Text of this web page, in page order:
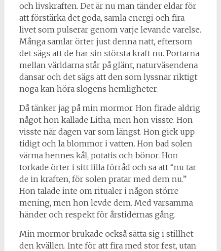
och livskraften. Det är nu man tänder eldar för
att förstärka det goda, samla energi och fira
livet som pulserar genom varje levande varelse.
Många samlar örter just denna natt, eftersom
det sägs att de har sin största kraft nu. Portarna
mellan världarna står på glänt, naturväsendena
dansar och det sägs att den som lyssnar riktigt
noga kan höra slogens hemligheter.
Då tänker jag på min mormor. Hon firade aldrig
något hon kallade Litha, men hon visste. Hon
visste när dagen var som längst. Hon gick upp
tidigt och la blommor i vatten. Hon bad solen
värma hennes kål, potatis och bönor. Hon
torkade örter i sitt lilla förråd och sa att “nu tar
de in kraften, för solen pratar med dem nu.”
Hon talade inte om ritualer i någon större
mening, men hon levde dem. Med varsamma
händer och respekt för årstidernas gång.
Min mormor brukade också sätta sig i stillhet
den kvällen. Inte för att fira med stor fest, utan